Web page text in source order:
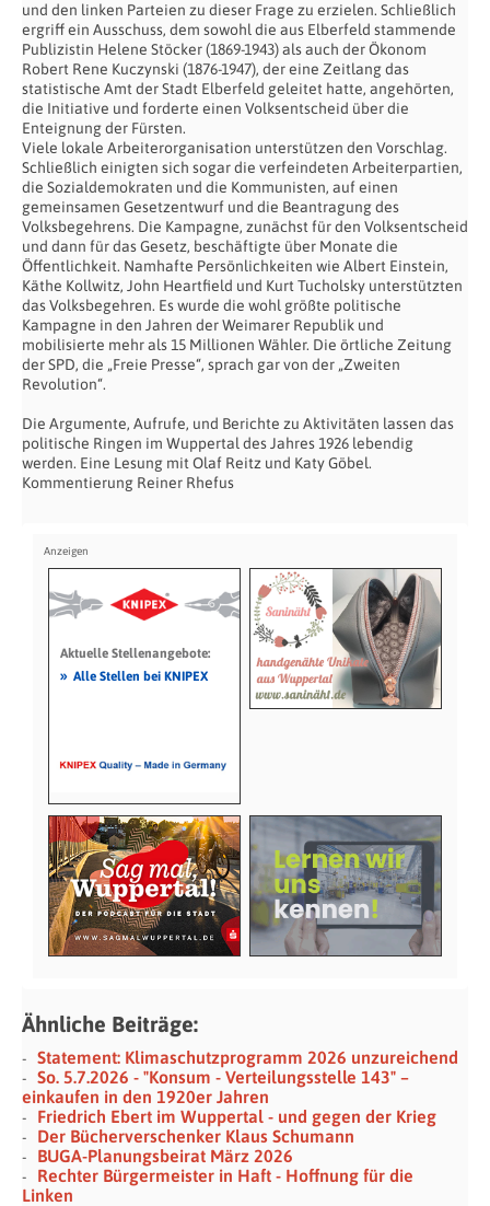
und den linken Parteien zu dieser Frage zu erzielen. Schließlich
ergriff ein Ausschuss, dem sowohl die aus Elberfeld stammende
Publizistin Helene Stöcker (1869-1943) als auch der Ökonom
Robert Rene Kuczynski (1876-1947), der eine Zeitlang das
statistische Amt der Stadt Elberfeld geleitet hatte, angehörten,
die Initiative und forderte einen Volksentscheid über die
Enteignung der Fürsten.
Viele lokale Arbeiterorganisation unterstützen den Vorschlag.
Schließlich einigten sich sogar die verfeindeten Arbeiterpartien,
die Sozialdemokraten und die Kommunisten, auf einen
gemeinsamen Gesetzentwurf und die Beantragung des
Volksbegehrens. Die Kampagne, zunächst für den Volksentscheid
und dann für das Gesetz, beschäftigte über Monate die
Öffentlichkeit. Namhafte Persönlichkeiten wie Albert Einstein,
Käthe Kollwitz, John Heartfield und Kurt Tucholsky unterstützten
das Volksbegehren. Es wurde die wohl größte politische
Kampagne in den Jahren der Weimarer Republik und
mobilisierte mehr als 15 Millionen Wähler. Die örtliche Zeitung
der SPD, die „Freie Presse“, sprach gar von der „Zweiten
Revolution“.
Die Argumente, Aufrufe, und Berichte zu Aktivitäten lassen das
politische Ringen im Wuppertal des Jahres 1926 lebendig
werden. Eine Lesung mit Olaf Reitz und Katy Göbel.
Kommentierung Reiner Rhefus
Aktuelle Stellenangebote:
» Alle Stellen bei KNIPEX
Ähnliche Beiträge:
Statement: Klimaschutzprogramm 2026 unzureichend
So. 5.7.2026 - "Konsum - Verteilungsstelle 143" –
einkaufen in den 1920er Jahren
Friedrich Ebert im Wuppertal - und gegen der Krieg
Der Bücherverschenker Klaus Schumann
BUGA-Planungsbeirat März 2026
Rechter Bürgermeister in Haft - Hoffnung für die
Linken